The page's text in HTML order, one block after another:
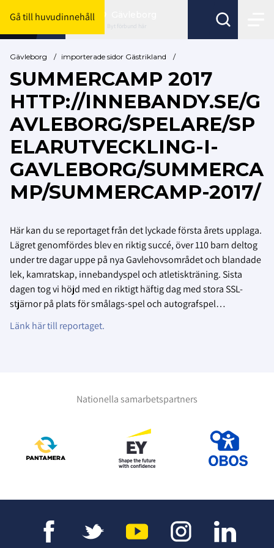
Gå till huvudinnehåll
Byt förbund här
Gävleborg / importerade sidor Gästrikland /
SUMMERCAMP 2017
HTTP://INNEBANDY.SE/G
AVLEBORG/SPELARE/SP
ELARUTVECKLING-I-
GAVLEBORG/SUMMERCA
MP/SUMMERCAMP-2017/
Här kan du se reportaget från det lyckade första årets upplaga.
Lägret genomfördes blev en riktig succé, över 110 barn deltog
under tre dagar uppe på nya Gavlehovsområdet och blandade
lek, kamratskap, innebandyspel och atletiskträning. Sista
dagen tog vi höjd med en riktigt häftig dag med stora SSL-
stjärnor på plats för smålags-spel och autografspel…
Länk här till reportaget.
Nationella samarbetspartners